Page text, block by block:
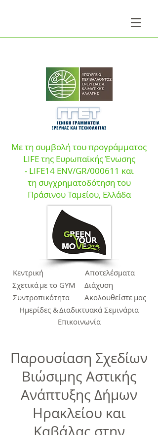
Παρουσίαση Σχεδίων
Βιώσιμης Αστικής
Ανάπτυξης Δήμων
Ηρακλείου και
Καβάλας στην
Με τη συμβολή του προγράμματος
LIFE της Ευρωπαϊκής Ένωσης
- LIFE14 ENV/GR/000611 και
τη συγχρηματοδότηση του
Πράσινου Ταμείου, Ελλάδα
Κεντρική
Σχετικά
Συντροπικότητα
Ημερίδες &
Διάχυση
Αποτελέσματα
Ακολουθείστε μας
Επικοινωνία
με το GYM
Διαδικτυακά Σεμινάρια